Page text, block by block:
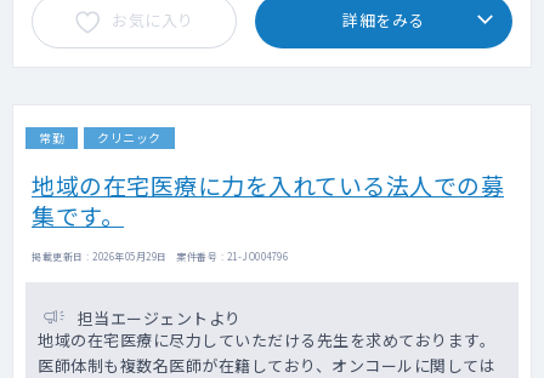
お気に入り 詳細をみる
常勤 クリニック
地域の在宅医療に力を入れている法人での募
集です。
掲載更新日 : 2026年05月29日 案件番号 : 21-JO004796
担当エージェントより
地域の在宅医療に尽力していただける先生を求めております。
医師体制も複数名医師が在籍しており、オンコールに関しては